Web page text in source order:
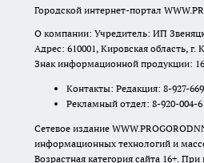
Городской интернет-портал
О компании: Учредитель: ИП
Адрес: 610001, Кировская область,
Знак информационной продукции:
Контакты: Редакция: 8-927-
Рекламный отдел: 8-920-004-
Сетевое издание
информационных технологий и
Возрастная категория сайта 16+.